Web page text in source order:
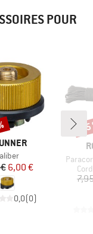
POUR
Prix
Prix réduit
6,00 €
0,0(0)
Article
-